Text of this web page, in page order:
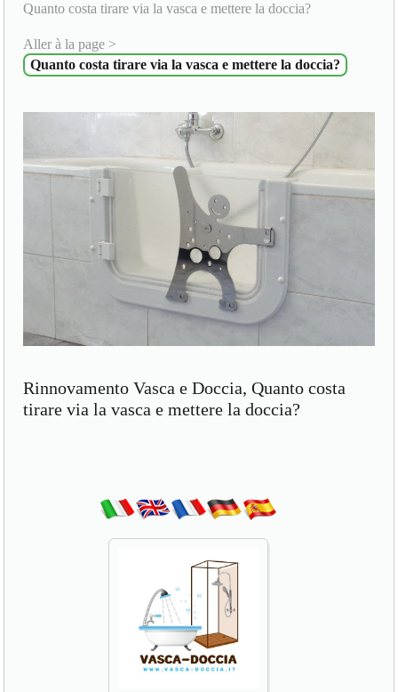
Quanto costa tirare via la vasca e mettere la doccia?
Aller à la page >
Quanto costa tirare via la vasca e mettere la doccia?
Rinnovamento Vasca e Doccia, Quanto costa
tirare via la vasca e mettere la doccia?